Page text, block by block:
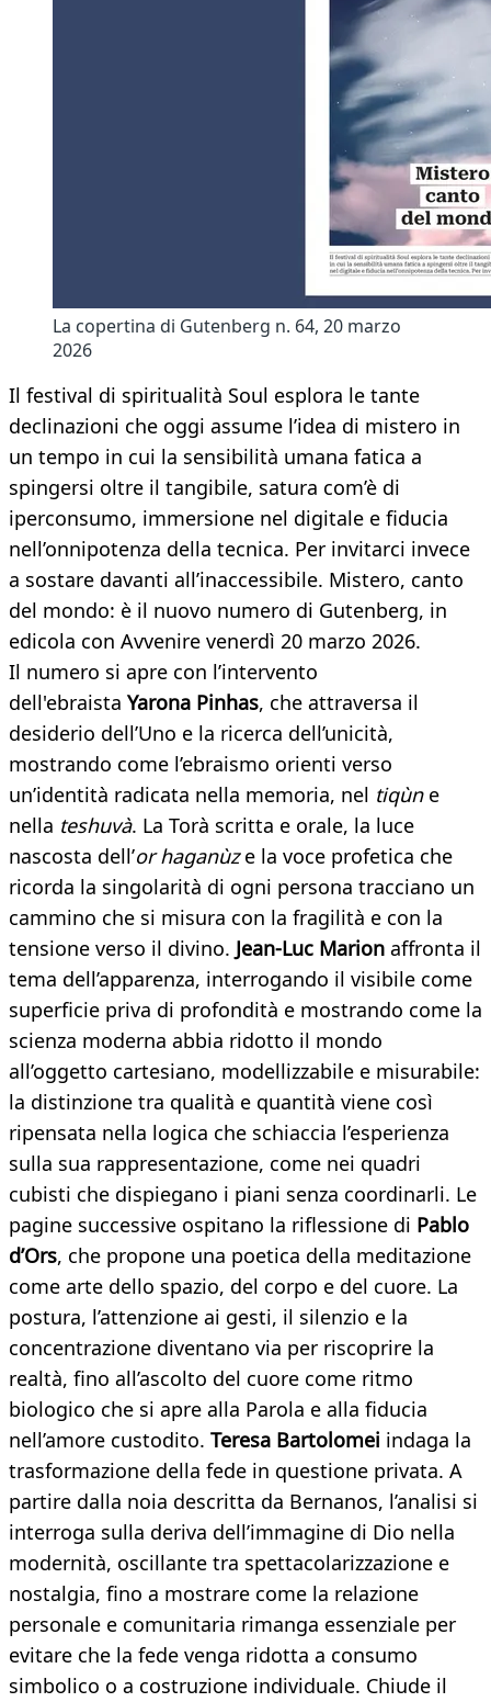
La copertina di Gutenberg n. 64, 20 marzo
2026
Il festival di spiritualità Soul esplora le tante
declinazioni che oggi assume l’idea di mistero in
un tempo in cui la sensibilità umana fatica a
spingersi oltre il tangibile, satura com’è di
iperconsumo, immersione nel digitale e fiducia
nell’onnipotenza della tecnica. Per invitarci invece
a sostare davanti all’inaccessibile. Mistero, canto
del mondo: è il nuovo numero di Gutenberg, in
edicola con Avvenire venerdì 20 marzo 2026.
Il numero si apre con l’intervento
dell'ebraista Yarona Pinhas, che attraversa il
desiderio dell’Uno e la ricerca dell’unicità,
mostrando come l’ebraismo orienti verso
un’identità radicata nella memoria, nel tiqùn e
nella teshuvà. La Torà scritta e orale, la luce
nascosta dell’or haganùze la voce profetica che
ricorda la singolarità di ogni persona tracciano un
cammino che si misura con la fragilità e con la
tensione verso il divino. Jean‑Luc Marion affronta il
tema dell’apparenza, interrogando il visibile come
superficie priva di profondità e mostrando come la
scienza moderna abbia ridotto il mondo
all’oggetto cartesiano, modellizzabile e misurabile:
la distinzione tra qualità e quantità viene così
ripensata nella logica che schiaccia l’esperienza
sulla sua rappresentazione, come nei quadri
cubisti che dispiegano i piani senza coordinarli. Le
pagine successive ospitano la riflessione di Pablo
d’Ors, che propone una poetica della meditazione
come arte dello spazio, del corpo e del cuore. La
postura, l’attenzione ai gesti, il silenzio e la
concentrazione diventano via per riscoprire la
realtà, fino all’ascolto del cuore come ritmo
biologico che si apre alla Parola e alla fiducia
nell’amore custodito. Teresa Bartolomei indaga la
trasformazione della fede in questione privata. A
partire dalla noia descritta da Bernanos, l’analisi si
interroga sulla deriva dell’immagine di Dio nella
modernità, oscillante tra spettacolarizzazione e
nostalgia, fino a mostrare come la relazione
personale e comunitaria rimanga essenziale per
evitare che la fede venga ridotta a consumo
simbolico o a costruzione individuale. Chiude il